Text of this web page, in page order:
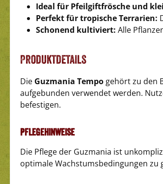
Ideal für Pfeilgiftfrösche und
Perfekt für tropische Terrarien:
Schonend kultiviert: Alle
Produktdetails
Die Guzmania Tempo gehört zu den
aufgebunden verwendet werden.
befestigen.
Pflegehinweise
Die Pflege der Guzmania ist
optimale Wachstumsbedingungen zu